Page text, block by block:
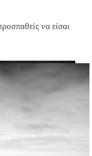
να είσαι